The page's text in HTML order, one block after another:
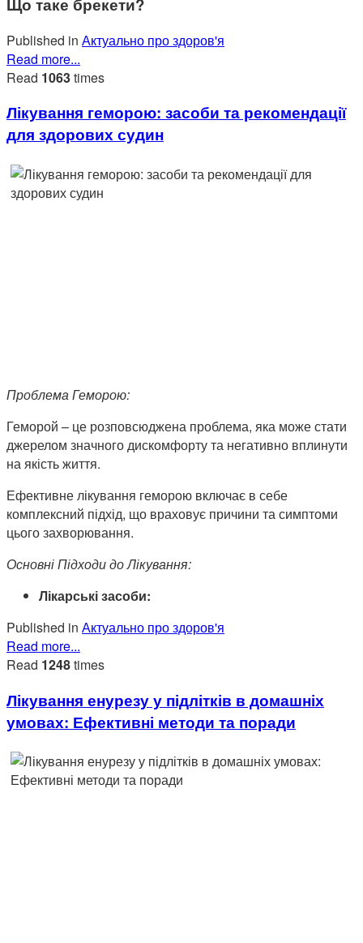
Published in Актуально про здоров'я
Read more...
Read 1063times
Лікування геморою: засоби та рекомендації
для здорових судин
Проблема Геморою:
Геморой – це розповсюджена проблема, яка може стати
джерелом значного дискомфорту та негативно вплинути
на якість життя.
Ефективне лікування геморою включає в себе
комплексний підхід, що враховує причини та симптоми
цього захворювання.
Основні Підходи до Лікування:
Лікарські засоби:
Published in Актуально про здоров'я
Read more...
Read 1248times
Лікування енурезу у підлітків в домашніх
умовах: Ефективні методи та поради